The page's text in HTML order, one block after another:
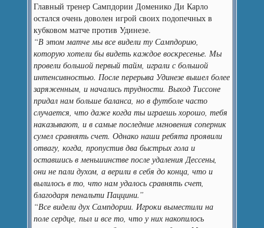
Главный тренер Сампдории Доменико Ди Карло
остался очень доволен игрой своих подопечных в
кубковом матче против Удинезе.
“В этом матче мы все видели ту Сампдорию,
которую хотели бы видеть каждое воскресенье. Мы
провели большой первый тайм, играли с большой
интенсивностью. После перерыва Удинезе вышел более
заряженным, и начались трудности. Выход Тиссоне
придал нам больше баланса, но в футболе часто
случается, что даже когда ты играешь хорошо, тебя
наказывают, и в самые последние мгновения соперник
сумел сравнять счет. Однако наши ребята проявили
отвагу, когда, пропустив два быстрых гола и
оставшись в меньшинстве после удаления Дессены,
они не пали духом, а верили в себя до конца, что и
вылилось в то, что нам удалось сравнять счет,
благодаря пенальти Паццини.”
“Все видели дух Сампдории. Игроки выместили на
поле сердце, пыл и все то, что у них накопилось